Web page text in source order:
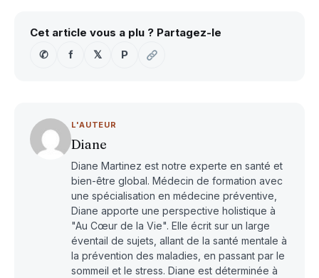
Cet article vous a plu ? Partagez-le
✆
f 𝕏 P
L'AUTEUR
Diane
Diane Martinez est notre experte en santé et
bien-être global. Médecin de formation avec
une spécialisation en médecine préventive,
Diane apporte une perspective holistique à
"Au Cœur de la Vie". Elle écrit sur un large
éventail de sujets, allant de la santé mentale à
la prévention des maladies, en passant par le
sommeil et le stress. Diane est déterminée à